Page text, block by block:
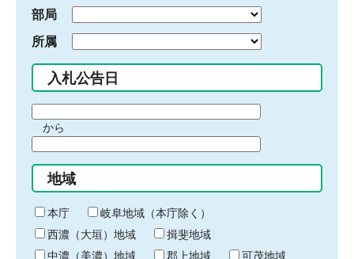
部局
所属
入札公告日
間
始
り
から
間
終
わ
り
地域
本庁
岐阜地域（本庁除く）
西濃（大垣）地域
揖斐地域
中濃（美濃）地域
郡上地域
可茂地域